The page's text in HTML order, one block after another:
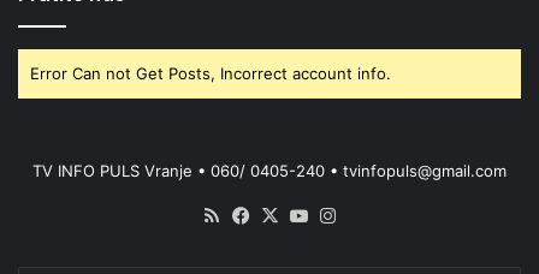
Error Can not Get Posts, Incorrect account info.
TV INFO PULS Vranje • 060/ 0405-240 • tvinfopuls@gmail.com
RSS Facebook
X YouTube